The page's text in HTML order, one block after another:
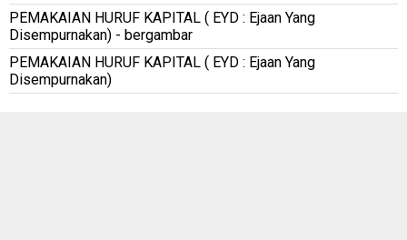
PEMAKAIAN HURUF KAPITAL ( EYD : Ejaan Yang
Disempurnakan) - bergambar
PEMAKAIAN HURUF KAPITAL ( EYD : Ejaan Yang
Disempurnakan)